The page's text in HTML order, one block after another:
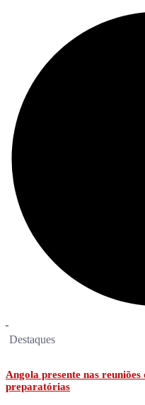
Destaques
Angola presente nas
preparatórias